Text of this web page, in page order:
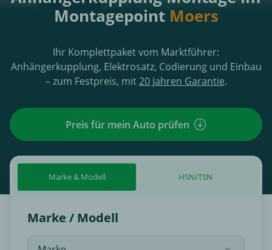
Montagepoint Moers
Ihr Komplettpaket vom Marktführer:
Anhängerkupplung, Elektrosatz, Codierung und Einbau
– zum Festpreis, mit20 Jahren Garantie.
Preis für mein Auto prüfen
Marke & Modell HSN/TSN
Marke / Modell